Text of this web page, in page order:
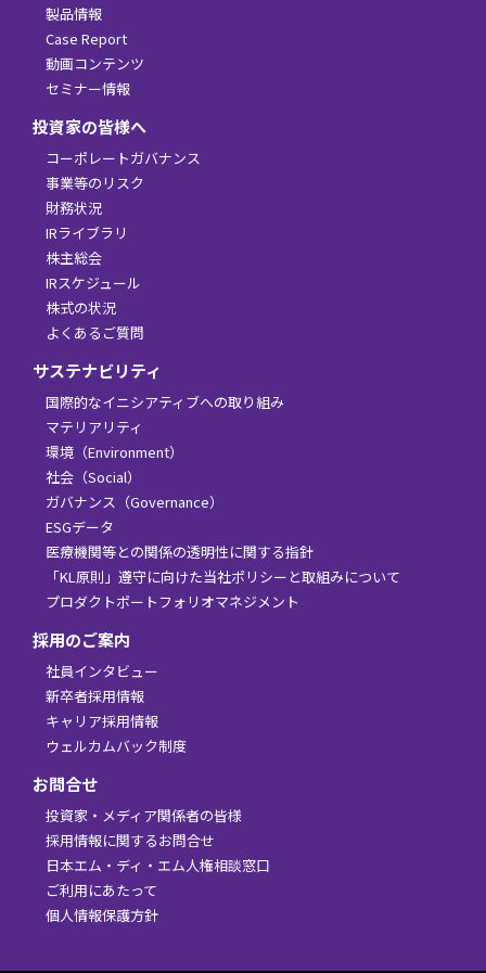
製品情報
Case Report
動画コンテンツ
セミナー情報
投資家の皆様へ
コーポレートガバナンス
事業等のリスク
財務状況
IRライブラリ
株主総会
IRスケジュール
株式の状況
よくあるご質問
サステナビリティ
国際的なイニシアティブへの取り組み
マテリアリティ
環境（Environment）
社会（Social）
ガバナンス（Governance）
ESGデータ
医療機関等との関係の透明性に関する指針
「KL原則」遵守に向けた当社ポリシーと取組みについて
プロダクトポートフォリオマネジメント
採用のご案内
社員インタビュー
新卒者採用情報
キャリア採用情報
ウェルカムバック制度
お問合せ
投資家・メディア関係者の皆様
採用情報に関するお問合せ
日本エム・ディ・エム人権相談窓口
ご利用にあたって
個人情報保護方針